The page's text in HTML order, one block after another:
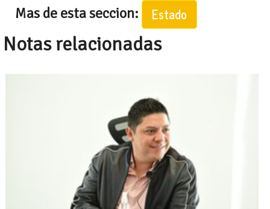
Mas de esta seccion: Estado
Notas relacionadas